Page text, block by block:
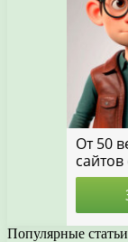
Популярные статьи